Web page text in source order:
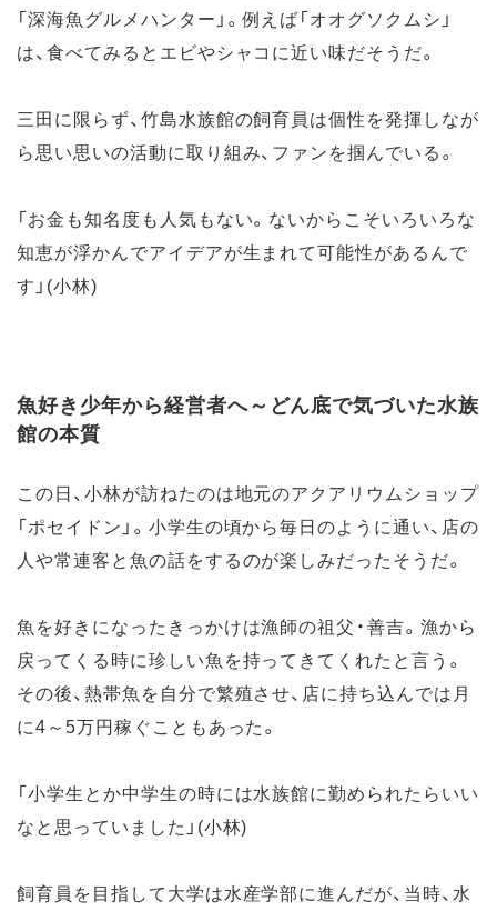
「深海魚グルメハンター」。例えば「オオグソクムシ」
は、食べてみるとエビやシャコに近い味だそうだ。
三田に限らず、竹島水族館の飼育員は個性を発揮しなが
ら思い思いの活動に取り組み、ファンを掴んでいる。
「お金も知名度も人気もない。ないからこそいろいろな
知恵が浮かんでアイデアが生まれて可能性があるんで
す」(小林)
魚好き少年から経営者へ～どん底で気づいた水族
館の本質
この日、小林が訪ねたのは地元のアクアリウムショップ
「ポセイドン」。小学生の頃から毎日のように通い、店の
人や常連客と魚の話をするのが楽しみだったそうだ。
魚を好きになったきっかけは漁師の祖父・善吉。漁から
戻ってくる時に珍しい魚を持ってきてくれたと言う。
その後、熱帯魚を自分で繁殖させ、店に持ち込んでは月
に4～5万円稼ぐこともあった。
「小学生とか中学生の時には水族館に勤められたらいい
なと思っていました」(小林)
飼育員を目指して大学は水産学部に進んだが、当時、水